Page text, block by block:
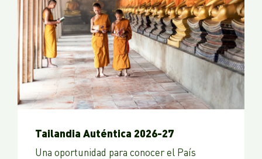
Tailandia Auténtica 2026-27
Una oportunidad para conocer el País